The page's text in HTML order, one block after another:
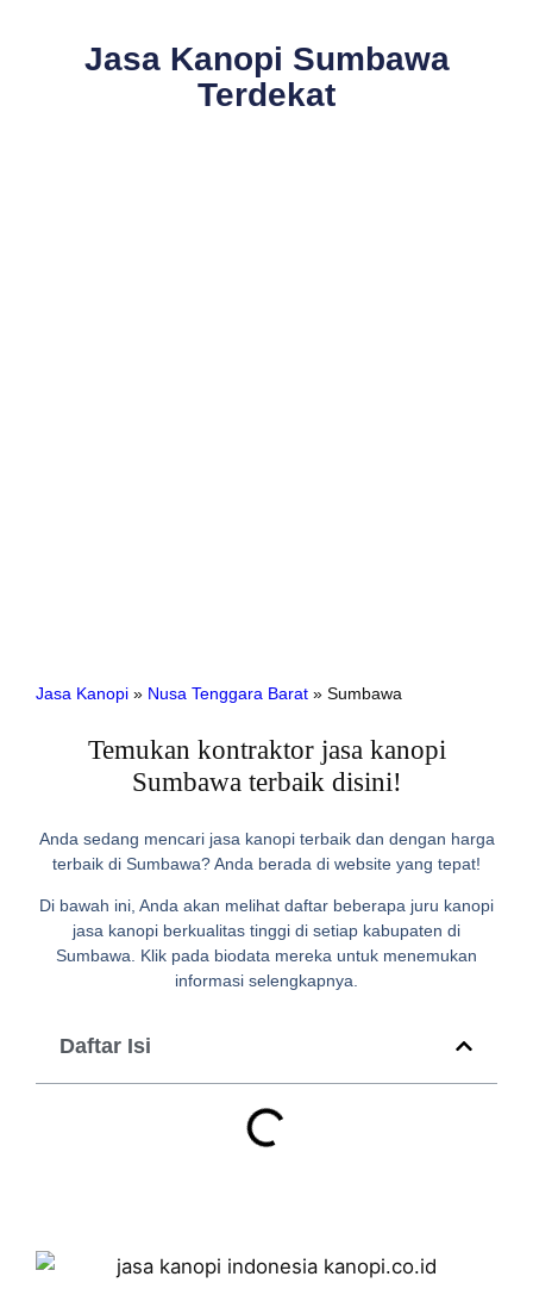
Jasa Kanopi Sumbawa
Terdekat
Jasa Kanopi» Nusa Tenggara Barat» Sumbawa
Temukan kontraktor jasa kanopi
Sumbawa terbaik disini!
Anda sedang mencari jasa kanopi terbaik dan dengan harga
terbaik di Sumbawa? Anda berada di website yang tepat!
Di bawah ini, Anda akan melihat daftar beberapa juru kanopi
jasa kanopi berkualitas tinggi di setiap kabupaten di
Sumbawa. Klik pada biodata mereka untuk menemukan
informasi selengkapnya.
Daftar Isi